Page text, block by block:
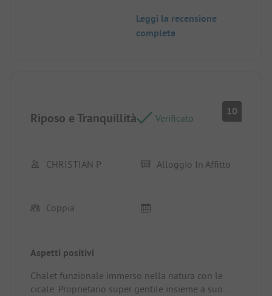
Leggi la recensione
completa
Riposo e Tranquillità Verificato
10
CHRISTIAN P Alloggio In Affitto
Coppia
Aspetti positivi
Chalet funzionale immerso nella natura con le
cicale. Proprietario super gentile insieme a suo